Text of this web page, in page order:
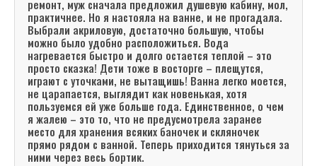
ремонт, муж сначала предложил душевую кабину, мол,
практичнее. Но я настояла на ванне, и не прогадала.
Выбрали акриловую, достаточно большую, чтобы
можно было удобно расположиться. Вода
нагревается быстро и долго остается теплой – это
просто сказка! Дети тоже в восторге – плещутся,
играют с уточками, не вытащишь! Ванна легко моется,
не царапается, выглядит как новенькая, хотя
пользуемся ей уже больше года. Единственное, о чем
я жалею – это то, что не предусмотрела заранее
место для хранения всяких баночек и скляночек
прямо рядом с ванной. Теперь приходится тянуться за
ними через весь бортик.